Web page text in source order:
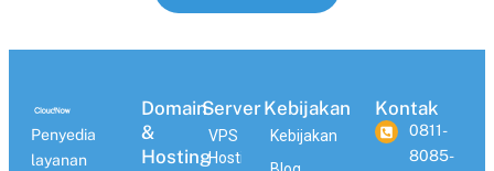
Penyedia
layanan
Domain
&
Hosting
Server
VPS
Hosting
Kebijakan
Kebijakan
Kontak
0811-
8085-